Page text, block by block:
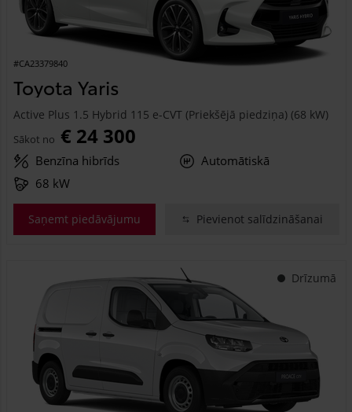
#CA23379840
Toyota Yaris
Active Plus 1.5 Hybrid 115 e-CVT (Priekšējā piedziņa) (68 kW)
Sākot no € 24 300
Benzīna hibrīds
Automātiskā
68 kW
Saņemt piedāvājumu Pievienot salīdzināšanai
Drīzumā